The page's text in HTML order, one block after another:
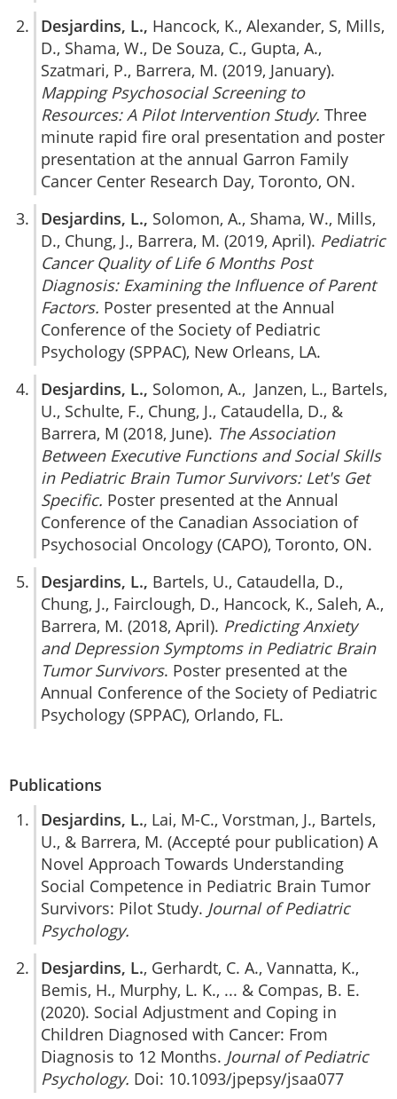
Desjardins, L., Hancock, K., Alexander, S, Mills,
D., Shama, W., De Souza, C., Gupta, A.,
Szatmari, P., Barrera, M. (2019, January).
Mapping Psychosocial Screening to
Resources: A Pilot Intervention Study. Three
minute rapid fire oral presentation and poster
presentation at the annual Garron Family
Cancer Center Research Day, Toronto, ON.
Desjardins, L., Solomon, A., Shama, W., Mills,
D., Chung, J., Barrera, M. (2019, April). Pediatric
Cancer Quality of Life 6 Months Post
Diagnosis: Examining the Influence of Parent
Factors. Poster presented at the Annual
Conference of the Society of Pediatric
Psychology (SPPAC), New Orleans, LA.
Desjardins, L., Solomon, A., Janzen, L., Bartels,
U., Schulte, F., Chung, J., Cataudella, D., &
Barrera, M (2018, June). The Association
Between Executive Functions and Social Skills
in Pediatric Brain Tumor Survivors: Let's Get
Specific. Poster presented at the Annual
Conference of the Canadian Association of
Psychosocial Oncology (CAPO), Toronto, ON.
Desjardins, L., Bartels, U., Cataudella, D.,
Chung, J., Fairclough, D., Hancock, K., Saleh, A.,
Barrera, M. (2018, April). Predicting Anxiety
and Depression Symptoms in Pediatric Brain
Tumor Survivors. Poster presented at the
Annual Conference of the Society of Pediatric
Psychology (SPPAC), Orlando, FL.
Publications
Desjardins, L., Lai, M-C., Vorstman, J., Bartels,
U., & Barrera, M. (Accepté pour publication) A
Novel Approach Towards Understanding
Social Competence in Pediatric Brain Tumor
Survivors: Pilot Study. Journal of Pediatric
Psychology.
Desjardins, L., Gerhardt, C. A., Vannatta, K.,
Bemis, H., Murphy, L. K., ... & Compas, B. E.
(2020). Social Adjustment and Coping in
Children Diagnosed with Cancer: From
Diagnosis to 12 Months. Journal of Pediatric
Psychology. Doi: 10.1093/jpepsy/jsaa077